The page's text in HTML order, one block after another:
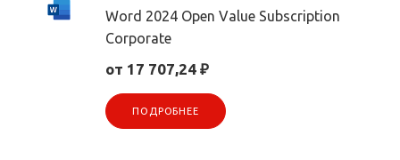
Word 2024 Open Value Subscription
Corporate
от 17 707,24 ₽
ПОДРОБНЕЕ